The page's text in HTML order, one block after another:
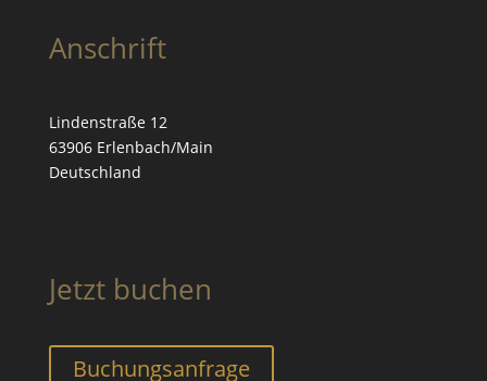
Anschrift
Lindenstraße 12
63906 Erlenbach/Main
Deutschland
Jetzt buchen
Buchungs­anfrage